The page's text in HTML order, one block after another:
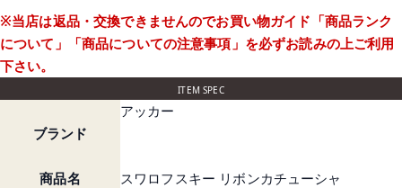
※当店は返品・交換できませんのでお買い物ガイド 「商品ランク
について」
「商品についての注意事項」 を必ずお読みの上ご利用
下さい。
ITEM SPEC
ブランド
アッカー
商品名
スワロフスキー リボンカチューシャ